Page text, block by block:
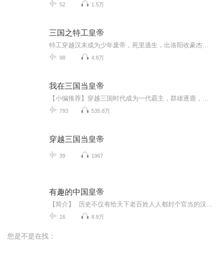
52 1.5万
三国之特工皇帝
98 4.8万
我在三国当皇帝
793 535.8万
穿越三国当皇帝
39 1967
有趣的中国皇帝
16 8.9万
您是不是在找：